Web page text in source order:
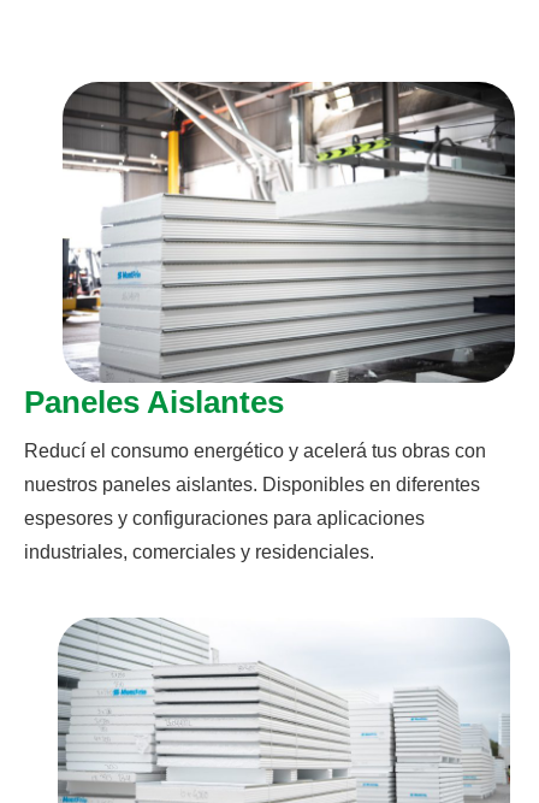
Paneles Aislantes
Reducí el consumo energético y acelerá tus obras con
nuestros paneles aislantes. Disponibles en diferentes
espesores y configuraciones para aplicaciones
industriales, comerciales y residenciales.